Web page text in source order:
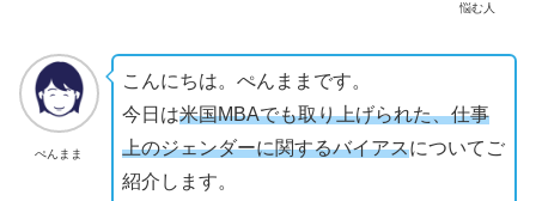
悩む人
ぺんまま
こんにちは。ぺんままです。
今日は米国MBAでも取り上げられた、仕事
上のジェンダーに関するバイアスについてご
紹介します。